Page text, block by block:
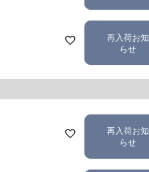
再入荷お知
らせ
再入荷お知
らせ